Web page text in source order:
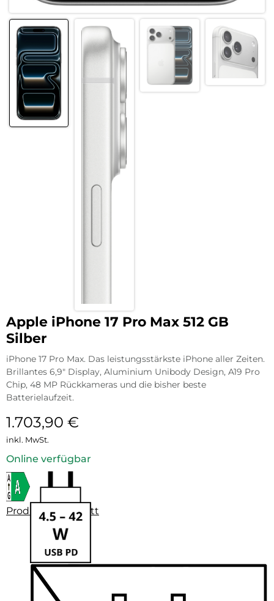
Apple iPhone 17 Pro Max 512 GB
Silber
iPhone 17 Pro Max. Das leistungsstärkste iPhone aller Zeiten.
Brillantes 6,9″ Display, Aluminium Unibody Design, A19 Pro
Chip, 48 MP Rückkameras und die bisher beste
Batterielaufzeit.
1.703,90 €
inkl. MwSt.
Online verfügbar
Produktdatenblatt